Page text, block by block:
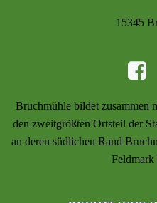
15345
Bruchmühle bildet zusammen
den zweitgrößten Ortsteil der
an deren südlichen Rand
Feldmark